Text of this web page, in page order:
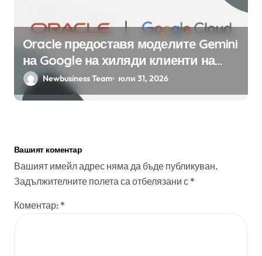
Oracle предоставя моделите Gemini
на Google на хиляди клиенти на
бизнес приложения
Newbusiness Team юли 31, 2026
Вашият коментар
Вашият имейл адрес няма да бъде публикуван.
Задължителните полета са отбелязани с *
Коментар: *